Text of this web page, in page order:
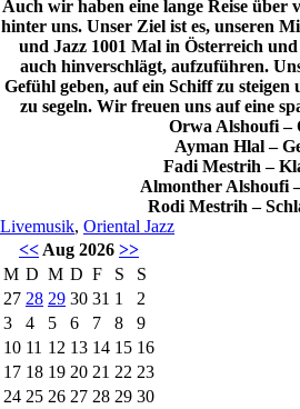
Auch wir haben eine lange Reise über
hinter uns. Unser Ziel ist es, unseren
und Jazz 1001 Mal in Österreich
auch hinverschlägt, aufzuführen.
Gefühl geben, auf ein Schiff zu steigen
zu segeln. Wir freuen uns auf eine
Orwa Alshoufi –
Ayman Hlal –
Fadi Mestrih –
Almonther Alshoufi
Rodi Mestrih –
Livemusik, Oriental Jazz
<< Aug 2026 >>
M D M D F S
S
27 28 29 30 31 1
2
3
4 5 6 7 8
9
10 11 12 13 14 15 16
17 18 19 20 21 22 23
24 25 26 27 28 29 30